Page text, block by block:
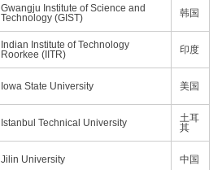
Gwangju Institute of Science and
Technology (GIST)
韩国
Indian Institute of Technology
Roorkee (IITR)
印度
Iowa State University 美国
Istanbul Technical University
土耳
其
Jilin University 中国